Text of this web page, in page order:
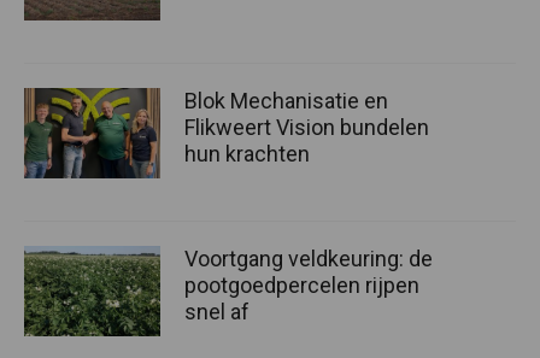
Blok Mechanisatie en
Flikweert Vision bundelen
hun krachten
Voortgang veldkeuring: de
pootgoedpercelen rijpen
snel af